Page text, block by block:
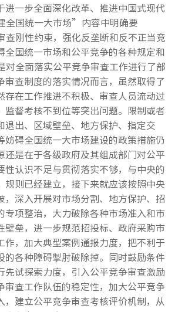
进一步全面深化改革、推进中国式现代
全国统一大市场”内容中明确要
刚性约束，强化反垄断和反不正当竞
全国统一市场和公平竞争的各种规定和
全面落实公平竞争审查工作进行了部
审查制度的落实情况而言，虽然取得了
存在工作推进不积极、审查人员流动过
监督考核不到位等突出问题。限制或者
退出、区域壁垒、地方保护、指定交
妨碍全国统一大市场建设的政策措施仍
还是在于各级政府及其组成部门对公平
性认识不足与贯彻落实不够，与中央的
规则已经建立，接下来就应该按照中央
，深入开展对市场分割、地方保护、招
专项整治，大力破除各种市场准入和市
壁垒，进一步规范招投标、政府采购市
作，加大典型案例通报力度，把不利于
的各种障碍掣肘破除掉。同时鼓励条件
先试探索力度，引入公平竞争审查激励
审查工作队伍的稳定性，加大公平竞争
，建立公平竞争审查考核评价机制，从